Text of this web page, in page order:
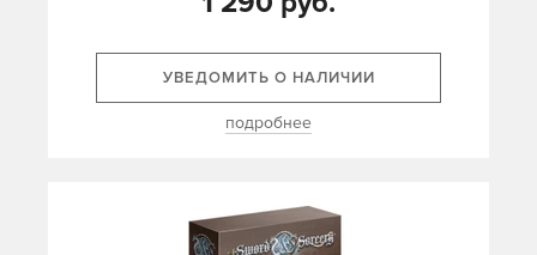
УВЕДОМИТЬ О НАЛИЧИИ
подробнее